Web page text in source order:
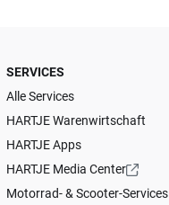
SERVICES
Alle Services
HARTJE Warenwirtschaft
HARTJE Apps
HARTJE Media Center
Motorrad- & Scooter-Services